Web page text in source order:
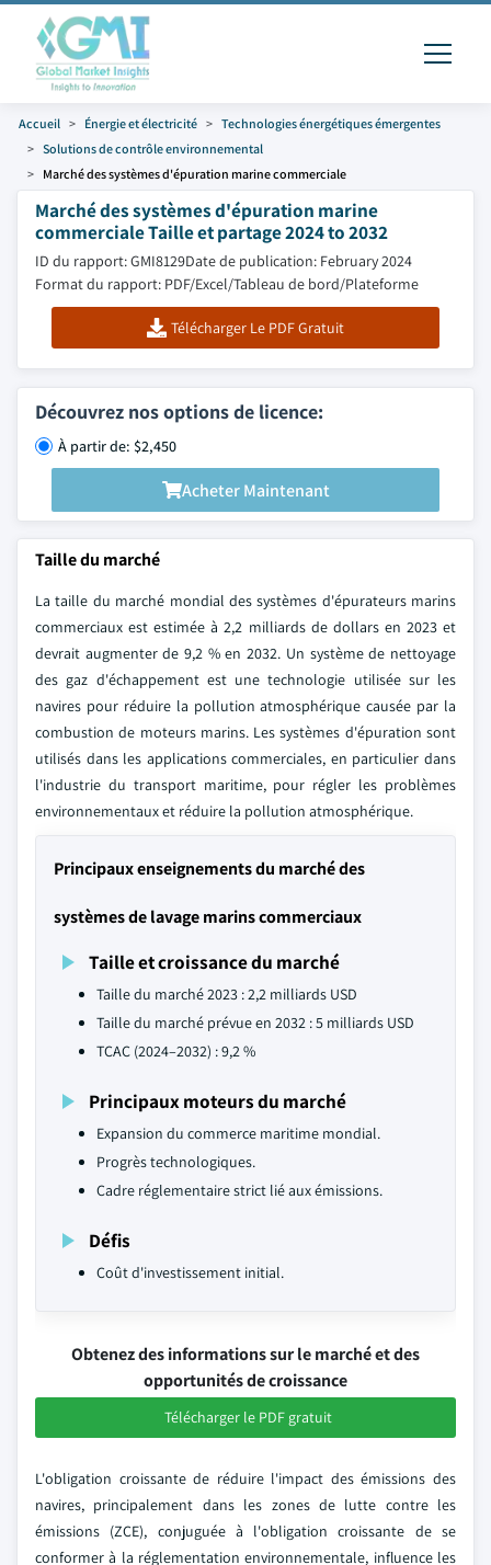
Accueil Énergie et électricité
Technologies énergétiques émergentes
Solutions de contrôle environnemental
Marché des systèmes d'épuration marine commerciale
Marché des systèmes d'épuration marine
commerciale Taille et partage 2024 to 2032
ID du rapport: GMI8129Date de publication: February 2024
Format du rapport: PDF/Excel/Tableau de bord/Plateforme
Télécharger Le PDF Gratuit
Découvrez nos options de licence:
À partir de: $2,450
Acheter Maintenant
Taille du marché
La taille du marché mondial des systèmes d'épurateurs marins
commerciaux est estimée à 2,2 milliards de dollars en 2023 et
devrait augmenter de 9,2 % en 2032. Un système de nettoyage
des gaz d'échappement est une technologie utilisée sur les
navires pour réduire la pollution atmosphérique causée par la
combustion de moteurs marins. Les systèmes d'épuration sont
utilisés dans les applications commerciales, en particulier dans
l'industrie du transport maritime, pour régler les problèmes
environnementaux et réduire la pollution atmosphérique.
Principaux enseignements du marché des
systèmes de lavage marins commerciaux
Taille et croissance du marché
Taille du marché 2023 : 2,2 milliards USD
Taille du marché prévue en 2032 : 5 milliards USD
TCAC (2024–2032) : 9,2 %
Principaux moteurs du marché
Expansion du commerce maritime mondial.
Progrès technologiques.
Cadre réglementaire strict lié aux émissions.
Défis
Coût d'investissement initial.
Obtenez des informations sur le marché et des
opportunités de croissance
Télécharger le PDF gratuit
L'obligation croissante de réduire l'impact des émissions des
navires, principalement dans les zones de lutte contre les
émissions (ZCE), conjuguée à l'obligation croissante de se
conformer à la réglementation environnementale, influence les